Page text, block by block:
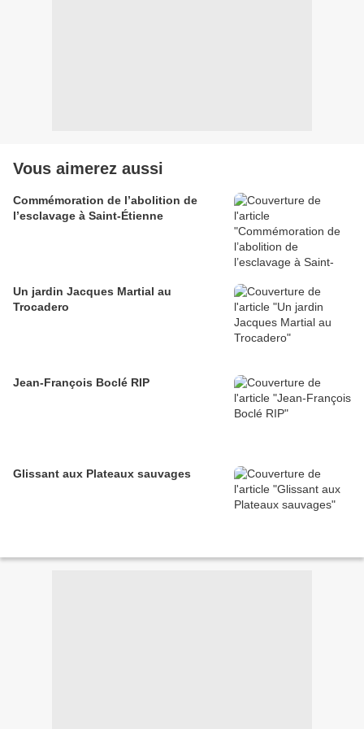
Vous aimerez aussi
Commémoration de l’abolition de
l’esclavage à Saint-Étienne
Un jardin Jacques Martial au
Trocadero
Jean-François Boclé RIP
Glissant aux Plateaux sauvages